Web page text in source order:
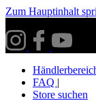
Zum Hauptinhalt
FAQ |
Store suchen